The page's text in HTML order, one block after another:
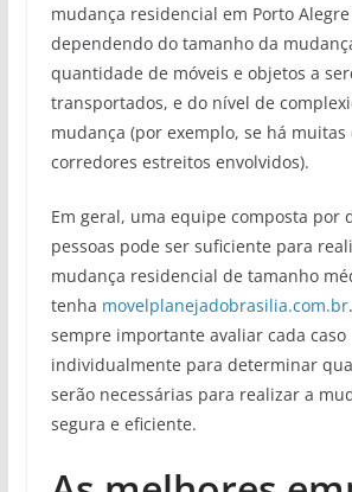
mudança residencial em Porto
dependendo do tamanho da
quantidade de móveis e objetos a
transportados, e do nível de
mudança (por exemplo, se há muitas
corredores estreitos envolvidos).
Em geral, uma equipe composta por
pessoas pode ser suficiente para
mudança residencial de tamanho
tenha movelplanejadobrasilia.com.br
sempre importante avaliar cada caso
individualmente para determinar
serão necessárias para realizar a
segura e eficiente.